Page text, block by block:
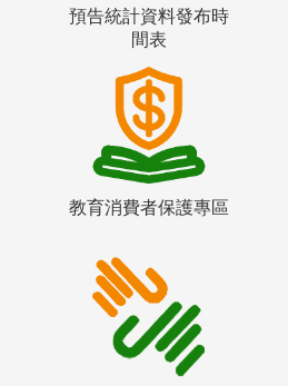
預告統計資料發布時
間表
教育消費者保護專區